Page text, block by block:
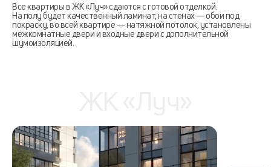
Все квартиры в ЖК «Луч» сдаются с готовой отделкой.
На полу будет качественный ламинат, на стенах — обои под
покраску, во всей квартире — натяжной потолок, установлены
межкомнатные двери и входные двери с дополнительной
шумоизоляцией.